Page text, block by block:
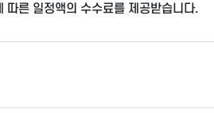
따른 일정액의 수수료를 제공받습니다.